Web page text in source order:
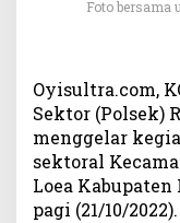
Foto bersama
Oyisultra.com,
Sektor (Polsek)
menggelar
sektoral
Loea
pagi (21/10/2022).